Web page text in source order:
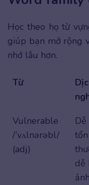
Học theo họ từ
giúp bạn mở rộng
nhớ lâu hơn.
Từ
Vulnerable
/’vʌlnərəbl/
(adj)
tổn
dễ
ảnh